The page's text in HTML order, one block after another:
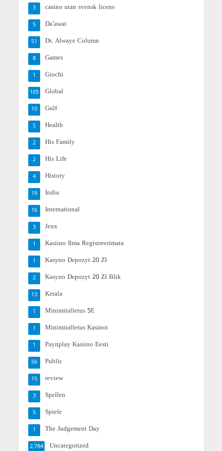
casino utan svensk licens
3
Da'awat
5
Dr. Alwaye Column
51
Games
8
Giochi
1
Global
105
Gulf
10
Health
5
His Family
2
His Life
2
History
4
India
19
International
16
Jeux
3
Kasiino Ilma Registreerimata
1
Kasyno Depozyt 20 Zł
1
Kasyno Depozyt 20 Zł Blik
2
Kerala
13
Minimitalletus 5E
1
Minimitalletus Kasinot
1
Paynplay Kasiino Eesti
1
Public
56
review
15
Spellen
3
Spiele
5
The Judgement Day
1
Uncategorized
2,784